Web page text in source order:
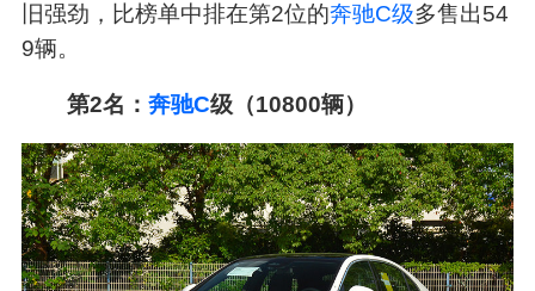
旧强劲，比榜单中排在第2位的奔驰C级多售出54
9辆。
第2名：奔驰C级（10800辆）